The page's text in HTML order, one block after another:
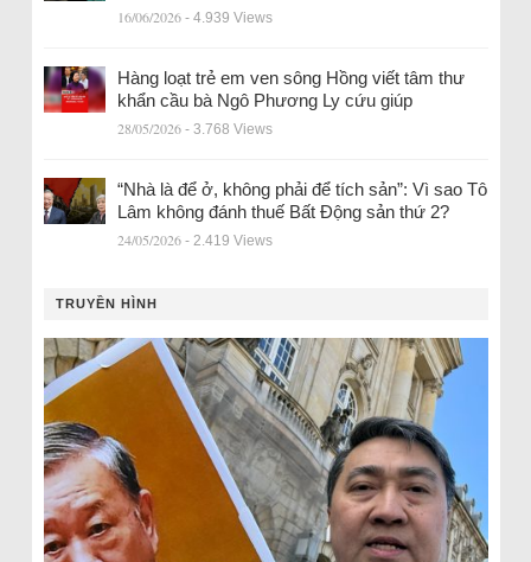
16/06/2026 - 4.939 Views
Hàng loạt trẻ em ven sông Hồng viết tâm thư
khẩn cầu bà Ngô Phương Ly cứu giúp
28/05/2026 - 3.768 Views
“Nhà là để ở, không phải để tích sản”: Vì sao Tô
Lâm không đánh thuế Bất Động sản thứ 2?
24/05/2026 - 2.419 Views
TRUYỀN HÌNH